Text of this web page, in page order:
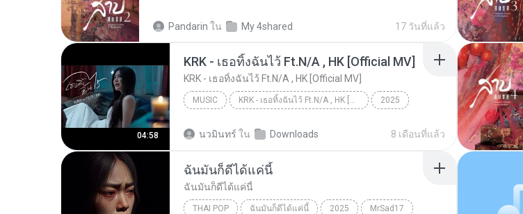
Pandarin ใน My 4shared 17 วันที่แล้ว
04:58
KRK - เธอทิ้งฉันไว้ Ft.N/A , HK [Official MV]
KRK - เธอทิ้งฉันไว้ Ft.N/A , HK [Official MV]
MUSIC KRK - เธอทิ้งฉันไว้ Ft.N/A , HK [Official MV] 2025
นวมินทร์ ใน Downloads 8 เดือนที่แล้ว
ฉันมันก็ดีได้แค่นี้
ฉันมันก็ดีได้แค่นี้
THAI POP ฉันมันก็ดีได้แค่นี้ 2025 MrSad17